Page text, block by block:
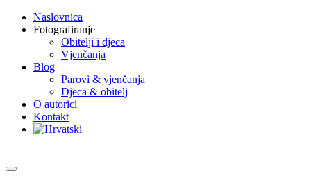
Naslovnica
Fotografiranje
Obitelji i djeca
Vjenčanja
Blog
Parovi & vjenčanja
Djeca & obitelj
O autorici
Kontakt